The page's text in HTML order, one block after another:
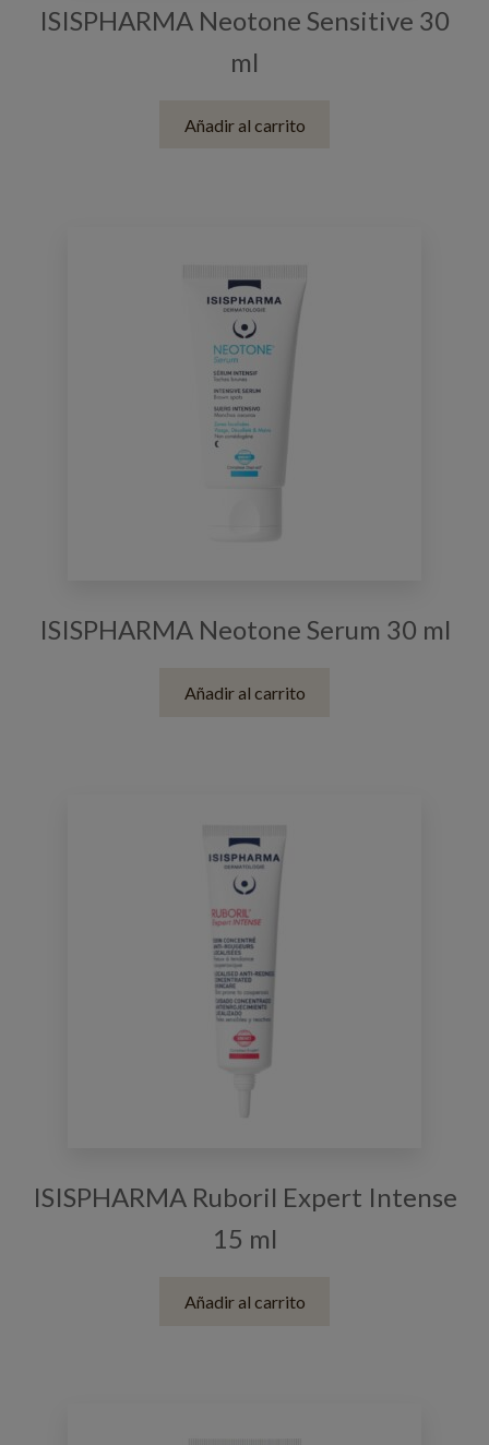
ISISPHARMA Neotone Sensitive 30
ml
Añadir al carrito
ISISPHARMA Neotone Serum 30 ml
Añadir al carrito
ISISPHARMA Ruboril Expert Intense
15 ml
Añadir al carrito